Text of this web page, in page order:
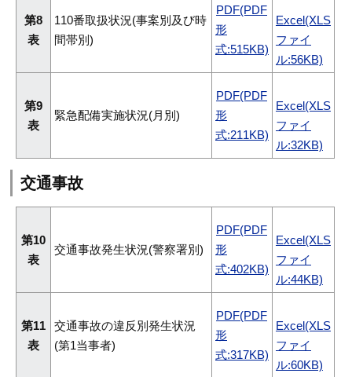
第8
表
110番取扱状況(事案別及び時
間帯別)
PDF(PDF
形
式:515KB)
Excel(XLS
ファイ
ル:56KB)
第9
表
緊急配備実施状況(月別)
PDF(PDF
形
式:211KB)
Excel(XLS
ファイ
ル:32KB)
交通事故
第10
表
交通事故発生状況(警察署別)
PDF(PDF
形
式:402KB)
Excel(XLS
ファイ
ル:44KB)
第11
表
交通事故の違反別発生状況
(第1当事者)
PDF(PDF
形
式:317KB)
Excel(XLS
ファイ
ル:60KB)